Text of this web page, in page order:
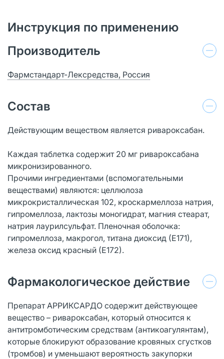
Инструкция по применению
Производитель
Фармстандарт-Лексредства, Россия
Состав
Действующим веществом является ривароксабан.
Каждая таблетка содержит 20 мг ривароксабана
микронизированного.
Прочими ингредиентами (вспомогательными
веществами) являются: целлюлоза
микрокристаллическая 102, кроскармеллоза натрия,
гипромеллоза, лактозы моногидрат, магния стеарат,
натрия лаурилсульфат. Пленочная оболочка:
гипромеллоза, макрогол, титана диоксид (Е171),
железа оксид красный (Е172).
Фармакологическое действие
Препарат АРРИКСАРДО содержит действующее
вещество – ривароксабан, который относится к
антитромботическим средствам (антикоагулянтам),
которые блокируют образование кровяных сгустков
(тромбов) и уменьшают вероятность закупорки